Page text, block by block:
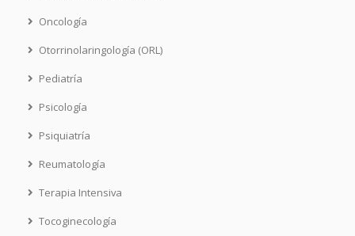
Oncología
Otorrinolaringología (ORL)
Pediatría
Psicología
Psiquiatría
Reumatología
Terapia Intensiva
Tocoginecología